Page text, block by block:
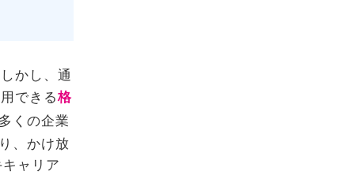
かし、通
できる格
くの企業
、かけ放
ャリア